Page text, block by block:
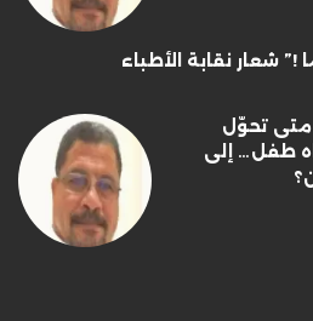
!” شعار نقابة الأطباء
متى تحوّل
طفل… إلى